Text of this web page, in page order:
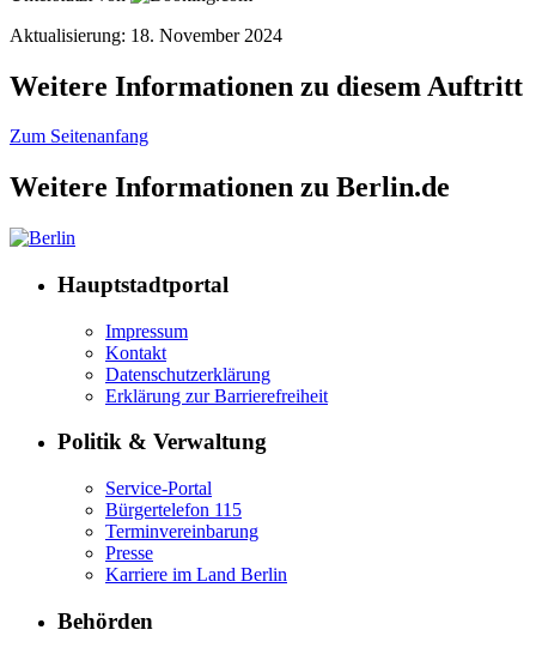
Aktualisierung: 18. November 2024
Weitere Informationen zu diesem Auftritt
Zum Seitenanfang
Weitere Informationen zu Berlin.de
Hauptstadtportal
Impressum
Kontakt
Datenschutzerklärung
Erklärung zur Barrierefreiheit
Politik & Verwaltung
Service-Portal
Bürgertelefon 115
Terminvereinbarung
Presse
Karriere im Land Berlin
Behörden